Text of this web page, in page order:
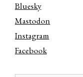
Bluesky
Mastodon
Instagram
Facebook